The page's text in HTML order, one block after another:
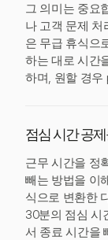
그 의미는 중요
나 고객 문제
은 무급 휴식으
하는 대로 시간
하며, 원할 경우
점심 시간 공
근무 시간을 정
빼는 방법을 이
식으로 변환한
30분의 점심 시
서 종료 시간을